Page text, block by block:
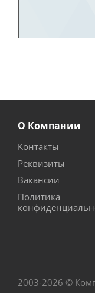
О Компании
Контакты
Реквизиты
Вакансии
Политика
2003-2026 ©